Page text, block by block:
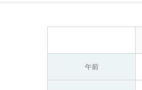
午前